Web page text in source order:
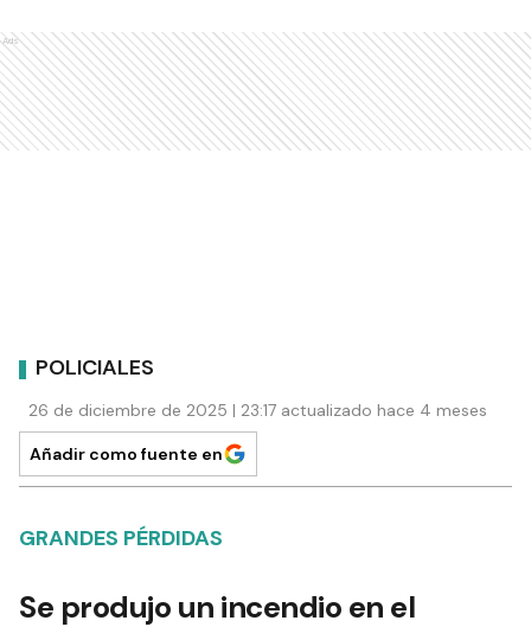
Ads
POLICIALES
26 de diciembre de 2025 | 23:17 actualizado hace 4 meses
Añadir como fuente en
GRANDES PÉRDIDAS
Se produjo un incendio en el